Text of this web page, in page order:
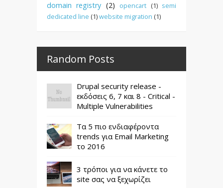
domain registry (2) opencart (1) semi
dedicated line (1)website migration (1)
Random Posts
Drupal security release -
εκδόσεις 6, 7 και 8 - Critical -
Multiple Vulnerabilities
Τα 5 πιο ενδιαφέροντα
trends για Email Marketing
το 2016
3 τρόποι για να κάνετε το
site σας να ξεχωρίζει